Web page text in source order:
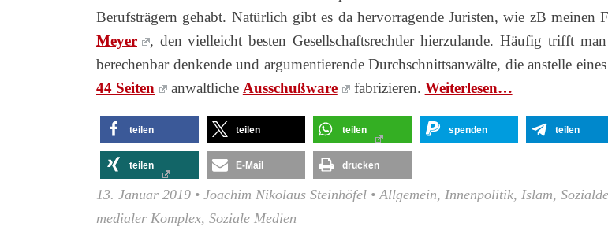
Berufsträgern gehabt. Natürlich gibt es da hervorragende Juristen, wie zB meinen
Meyer
, den vielleicht besten Gesellschaftsrechtler hierzulande. Häufig trifft
berechenbar denkende und argumentierende Durchschnittsanwälte, die anstelle
44 Seiten
anwaltliche Ausschußware fabrizieren. Wei­ter­le­sen…
teilen teilen teilen spenden teilen
teilen E-Mail drucken
13. Januar 2019 • Joachim Nikolaus Steinhöfel •Allgemein, Innenpolitik, Islam,
medialer Komplex, Soziale Medien